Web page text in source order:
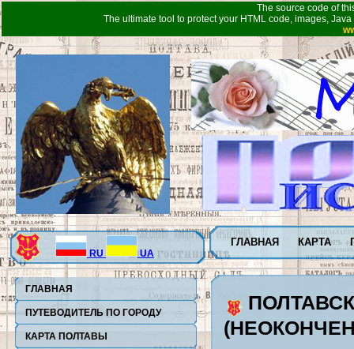
The source code of
The ultimate tool to protect your HTML code, images,
ГЛАВНАЯ КАРТА
RU UA
ГЛАВНАЯ
ПУТЕВОДИТЕЛЬ ПО ГОРОДУ
КАРТА ПОЛТАВЫ